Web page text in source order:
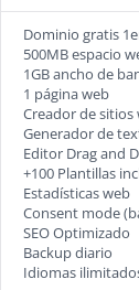
Dominio gratis
500MB espacio
1GB ancho de
1 página web
Creador de
Generador de
Editor Drag and
+100 Plantillas
Estadísticas web
Consent mode
SEO Optimizado
Backup diario
Idiomas